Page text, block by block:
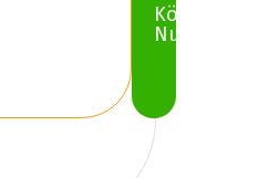
Köp
Nu